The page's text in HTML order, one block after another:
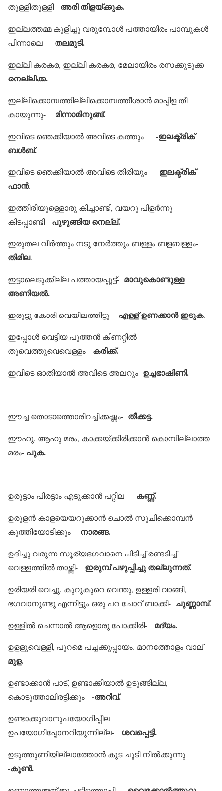
തുള്ളിതുള്ളി- അരി തിളയ്ക്കുക.
ഇല്ലത്തമ്മ കുളിച്ചു വരുമ്പോള്‍ പത്തായിരം പാമ്പുകള്‍
പിന്നാലെ- തലമുടി.
ഇല്ലി കരകര, ഇല്ലി കരകര, മേലായിരം രസക്കുടുക്ക-
നെല്ലിക്ക.
ഇല്ലിക്കൊമ്പത്തില്ലിക്കൊമ്പത്തീശാന്‍ മാപ്പിള തീ
കായുന്നു- മിന്നാമിനുങ്ങ്.
ഇവിടെ ഞെക്കിയാല്‍ അവിടെ കത്തും
-ഇലക്ട്രിക്
ബള്‍ബ്.
ഇവിടെ ഞെക്കിയാല്‍ അവിടെ തിരിയും- ഇലക്ട്രിക്
ഫാന്‍.
ഇത്തിരിയുള്ളൊരു കിച്ചാണ്ടി, വയറു പിളര്‍ന്നു
കിടപ്പാണ്ടി- പുഴുങ്ങിയ നെല്ല്.
ഇരുതല വീര്‍ത്തും നടു നേര്‍ത്തും ബള്ളം ബളബള്ളം-
തിമില.
ഇട്ടാലെടുക്കില്ല പത്തായപ്പൂട്ട്- മാവുകൊണ്ടുള്ള
അണിയല്‍.
ഇരുട്ടു കോരി വെയിലത്തിട്ടു -എള്ള് ഉണക്കാന്‍ ഇടുക.
ഇപ്പോള്‍ വെട്ടിയ പുത്തന്‍ കിണറ്റില്‍
തൂവെത്തൂവെവെള്ളം- കരിക്ക്.
ഇവിടെ ഓതിയാല്‍ അവിടെ അലറും ഉച്ചഭാഷിണി.
ഈച്ച തൊടാത്തൊരിറച്ചിക്കഷ്ണം- തീക്കട്ട.
ഈഹു, ആഹു മരം, കാക്കയ്ക്കിരിക്കാന്‍ കൊമ്പില്ലാത്ത
മരം- പുക.
ഉരുട്ടാം പിരട്ടാം എടുക്കാന്‍ പറ്റില- കണ്ണ്.
ഉരുളന്‍ കാളയെയറുക്കാന്‍ ചൊല്‍ സൂചിക്കൊമ്പന്‍
കുത്തിയോടിക്കും- നാരങ്ങ.
ഉദിച്ചു വരുന്ന സൂര്യഭഗവാനെ പിടിച്ച് രണ്ടടിച്ച്
വെള്ളത്തില്‍ താഴ്ത്തി- ഇരുമ്പ് പഴുപ്പിച്ചു തല്ലുന്നത്.
ഉരിയരി വെച്ചു, കുറുകുറെ വെന്തു, ഉള്ളരി വാങ്ങി,
ഭഗവാനുണ്ടു എന്നിട്ടും ഒരു പറ ചോറ് ബാക്കി- ചുണ്ണാമ്പ്.
ഉള്ളില്‍ ചെന്നാല്‍ ആളൊരു പോക്കിരി- മദ്യം.
ഉളളുവെള്ളി, പുറമെ പച്ചക്കുപ്പായം. മാനത്തോളം വാല്-
മുള.
ഉണ്ടാക്കാന്‍ പാട്, ഉണ്ടാക്കിയാല്‍ ഉടുങ്ങില്ല,
കൊടുത്താലിരട്ടിക്കും -അറിവ്.
ഉണ്ടാക്കുവാനുപയോഗിപ്പീല,
ഉപയോഗിപ്പോനറിയുന്നില്ല- ശവപ്പെട്ടി.
ഉടുത്തുണിയില്ലാത്തോന്‍ കുട ചൂടി നില്‍ക്കുന്നു
-കൂണ്‍.